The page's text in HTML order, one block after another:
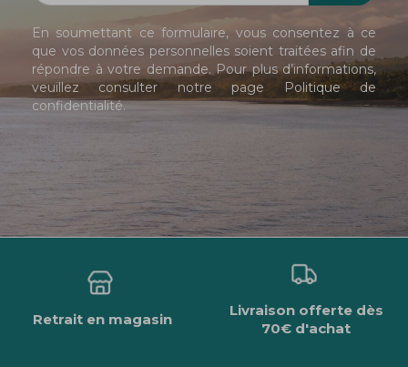
En soumettant ce formulaire, vous consentez à ce
que vos données personnelles soient traitées afin de
répondre à votre demande. Pour plus d’informations,
veuillez consulter notre page Politique de
confidentialité.
Retrait en magasin
Livraison offerte dès
70€ d'achat